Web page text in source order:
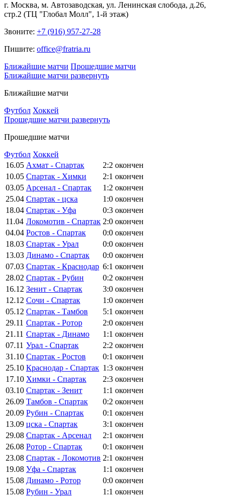
г. Москва, м. Автозаводская, ул. Ленинская слобода, д.26,
стр.2 (ТЦ "Глобал Молл", 1-й этаж)
Звоните: +7 (916) 957-27-28
Пишите: office@fratria.ru
Ближайшие матчи Прошедшие матчи
Ближайшие матчи развернуть
Ближайшие матчи
Футбол Хоккей
Прошедшие матчи развернуть
Прошедшие матчи
Футбол Хоккей
16.05 Ахмат - Спартак 2:2 окончен
10.05 Спартак - Химки 2:1 окончен
03.05 Арсенал - Спартак 1:2 окончен
25.04 Спартак - цска 1:0 окончен
18.04 Спартак - Уфа 0:3 окончен
11.04 Локомотив - Спартак 2:0 окончен
04.04 Ростов - Спартак 0:0 окончен
18.03 Спартак - Урал 0:0 окончен
13.03 Динамо - Спартак 0:0 окончен
07.03 Спартак - Краснодар 6:1 окончен
28.02 Спартак - Рубин 0:2 окончен
16.12 Зенит - Спартак 3:0 окончен
12.12 Сочи - Спартак 1:0 окончен
05.12 Спартак - Тамбов 5:1 окончен
29.11 Спартак - Ротор 2:0 окончен
21.11 Спартак - Динамо 1:1 окончен
07.11 Урал - Спартак 2:2 окончен
31.10 Спартак - Ростов 0:1 окончен
25.10 Краснодар - Спартак 1:3 окончен
17.10 Химки - Спартак 2:3 окончен
03.10 Спартак - Зенит 1:1 окончен
26.09 Тамбов - Спартак 0:2 окончен
20.09 Рубин - Спартак 0:1 окончен
13.09 цска - Спартак 3:1 окончен
29.08 Спартак - Арсенал 2:1 окончен
26.08 Ротор - Спартак 0:1 окончен
23.08 Спартак - Локомотив 2:1 окончен
19.08 Уфа - Спартак 1:1 окончен
15.08 Динамо - Ротор 0:0 окончен
15.08 Рубин - Урал 1:1 окончен